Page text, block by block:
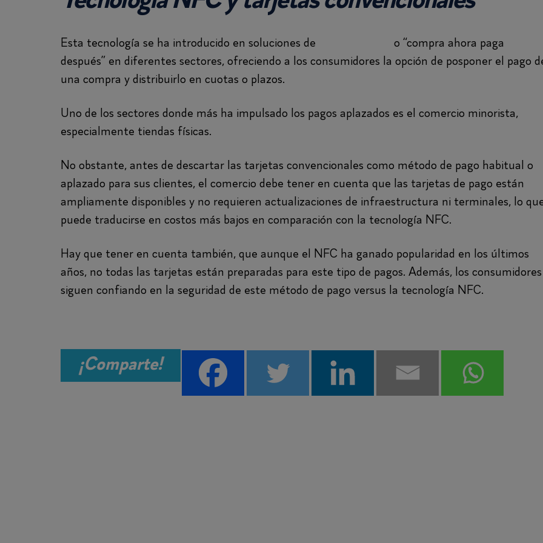
Esta tecnología se ha introducido en soluciones de
o “compra ahora paga
después” en diferentes sectores, ofreciendo a los consumidores la opción de posponer el pago
una compra y distribuirlo en cuotas o plazos.
Uno de los sectores donde más ha impulsado los pagos aplazados es el comercio minorista,
especialmente tiendas físicas.
No obstante, antes de descartar las tarjetas convencionales como método de pago habitual o
aplazado para sus clientes, el comercio debe tener en cuenta que las tarjetas de pago están
ampliamente disponibles y no requieren actualizaciones de infraestructura ni terminales, lo
puede traducirse en costos más bajos en comparación con la tecnología NFC.
Hay que tener en cuenta también, que aunque el NFC ha ganado popularidad en los últimos
años, no todas las tarjetas están preparadas para este tipo de pagos. Además, los consumidores
siguen confiando en la seguridad de este método de pago versus la tecnología NFC.
¡Comparte!